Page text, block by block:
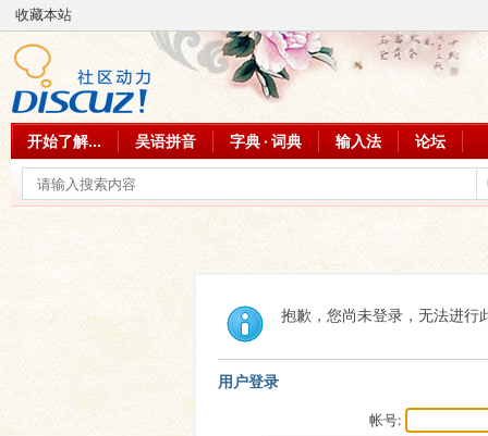
收藏本站
开始了解... 吴语拼音 字典 · 词典 输入法 论坛
抱歉，您尚未登录，无法进行
用户登录
帐号: